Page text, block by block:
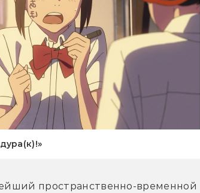
пространственно-временной